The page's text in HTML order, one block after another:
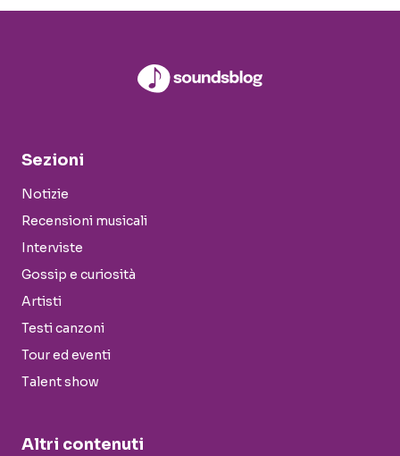
Sezioni
Notizie
Recensioni musicali
Interviste
Gossip e curiosità
Artisti
Testi canzoni
Tour ed eventi
Talent show
Altri contenuti